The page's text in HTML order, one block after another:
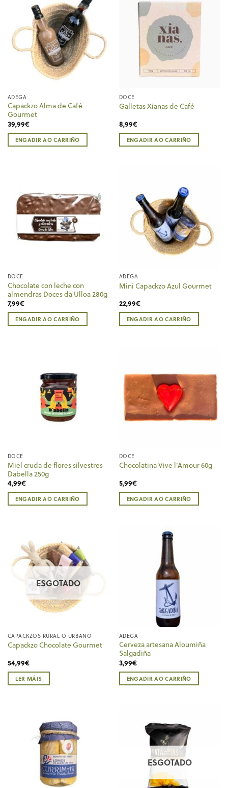
ADEGA
Capackzo Alma de Café
Gourmet
39,99€
ENGADIR AO CARRIÑO
DOCE
Galletas Xianas de Café
8,99€
ENGADIR AO CARRIÑO
DOCE
Chocolate con leche con
almendras Doces da Ulloa 280g
7,99€
ENGADIR AO CARRIÑO
ADEGA
Mini Capackzo Azul Gourmet
22,99€
ENGADIR AO CARRIÑO
DOCE
Miel cruda de flores silvestres
Dabella 250g
4,99€
ENGADIR AO CARRIÑO
DOCE
Chocolatina Vive l’Amour 60g
5,99€
ENGADIR AO CARRIÑO
ESGOTADO
CAPACKZOS RURAL O URBANO
Capackzo Chocolate Gourmet
54,99€
LER MÁIS
ADEGA
Cerveza artesana Aloumiña
Salgadiña
3,99€
ENGADIR AO CARRIÑO
ESGOTADO